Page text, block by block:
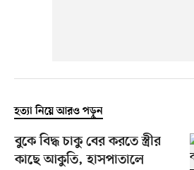
হত্যা নিয়ে আরও পড়ুন
বুকে বিদ্ধ চাকু বের করতে স্ত্রীর
কাছে আকুতি, হাসপাতালে